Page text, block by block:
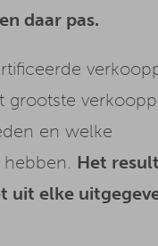
daar pas.
en welke
Het
uit elke